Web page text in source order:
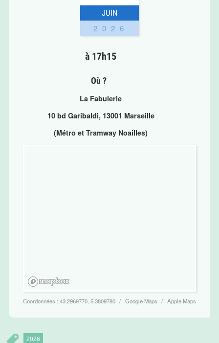
JUIN
2026
à 17h15
Où ?
La Fabulerie
10 bd Garibaldi, 13001 Marseille
(Métro et Tramway Noailles)
Coordonnées : 43.2969770, 5.3809780 Google Maps Apple Maps
2026